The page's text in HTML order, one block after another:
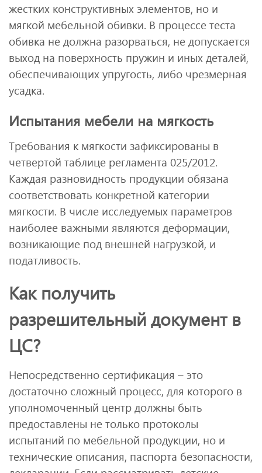
жестких конструктивных элементов, но и
мягкой мебельной обивки. В процессе теста
обивка не должна разорваться, не допускается
выход на поверхность пружин и иных деталей,
обеспечивающих упругость, либо чрезмерная
усадка.
Испытания мебели на мягкость
Требования к мягкости зафиксированы в
четвертой таблице регламента 025/2012.
Каждая разновидность продукции обязана
соответствовать конкретной категории
мягкости. В числе исследуемых параметров
наиболее важными являются деформации,
возникающие под внешней нагрузкой, и
податливость.
Как получить
разрешительный документ в
ЦС?
Непосредственно сертификация – это
достаточно сложный процесс, для которого в
уполномоченный центр должны быть
предоставлены не только протоколы
испытаний по мебельной продукции, но и
технические описания, паспорта безопасности,